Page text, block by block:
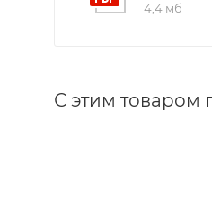
4,4 мб
С этим товаром